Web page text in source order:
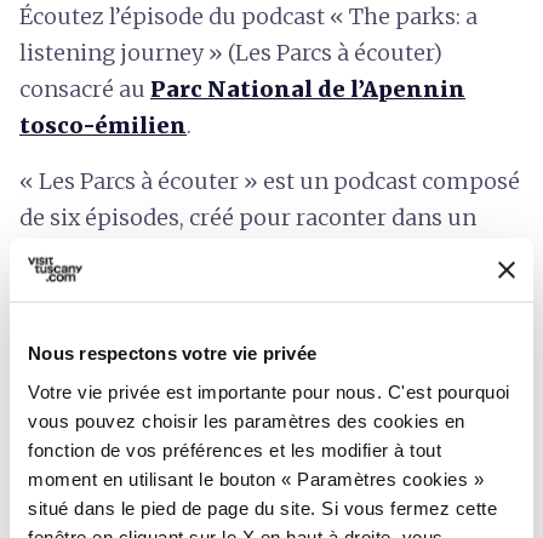
Nous respectons votre vie privée
Votre vie privée est importante pour nous. C'est pourquoi
vous pouvez choisir les paramètres des cookies en
fonction de vos préférences et les modifier à tout
moment en utilisant le bouton « Paramètres cookies »
situé dans le pied de page du site. Si vous fermez cette
Écoutez l’épisode du podcast « The parks: a
listening journey » (Les Parcs à écouter)
consacré au Parc National de l’Apennin
tosco-émilien.
« Les Parcs à écouter » est un podcast composé
de six épisodes, créé pour raconter dans un
langage accessible des curiosités, l’histoire, des
mythes et des légendes et pour fournir des
zones protégées majeures en Toscane. Un
voyage pour tous et toutes.